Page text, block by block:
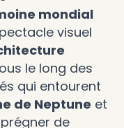
mondial
visuel
le long des
qui entourent
de Neptune et
de